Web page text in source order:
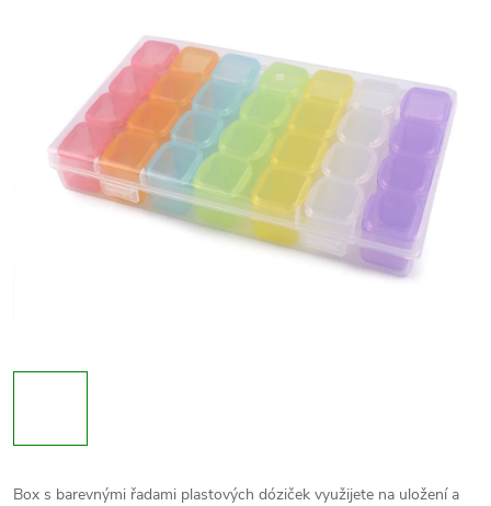
Box s barevnými řadami plastových dóziček využijete na uložení a